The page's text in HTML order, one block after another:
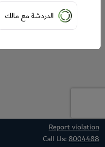
Report violation
Call Us:8004488
الدردشة مع مالك